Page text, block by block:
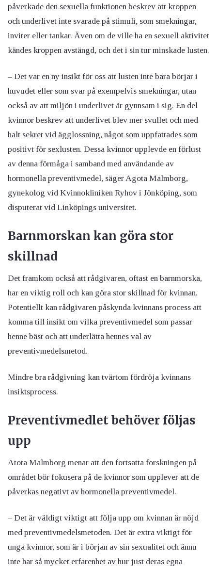
påverkade den sexuella funktionen beskrev att kroppen
och underlivet inte svarade på stimuli, som smekningar,
inviter eller tankar. Även om de ville ha en sexuell aktivitet
kändes kroppen avstängd, och det i sin tur minskade lusten.
– Det var en ny insikt för oss att lusten inte bara börjar i
huvudet eller som svar på exempelvis smekningar, utan
också av att miljön i underlivet är gynnsam i sig. En del
kvinnor beskrev att underlivet blev mer svullet och med
halt sekret vid ägglossning, något som uppfattades som
positivt för sexlusten. Dessa kvinnor upplevde en förlust
av denna förmåga i samband med användande av
hormonella preventivmedel, säger Agota Malmborg,
gynekolog vid Kvinnokliniken Ryhov i Jönköping, som
disputerat vid Linköpings universitet.
Barnmorskan kan göra stor
skillnad
Det framkom också att rådgivaren, oftast en barnmorska,
har en viktig roll och kan göra stor skillnad för kvinnan.
Potentiellt kan rådgivaren påskynda kvinnans process att
komma till insikt om vilka preventivmedel som passar
henne bäst och att underlätta hennes val av
preventivmedelsmetod.
Mindre bra rådgivning kan tvärtom fördröja kvinnans
insiktsprocess.
Preventivmedlet behöver följas
upp
Atota Malmborg menar att den fortsatta forskningen på
området bör fokusera på de kvinnor som upplever att de
påverkas negativt av hormonella preventivmedel.
– Det är väldigt viktigt att följa upp om kvinnan är nöjd
med preventivmedelsmetoden. Det är extra viktigt för
unga kvinnor, som är i början av sin sexualitet och ännu
inte har så mycket erfarenhet av hur just deras egna